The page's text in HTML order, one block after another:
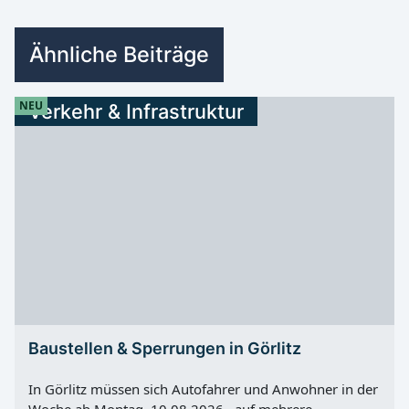
Ähnliche Beiträge
Verkehr & Infrastruktur
NEU
Baustellen & Sperrungen in Görlitz
In Görlitz müssen sich Autofahrer und Anwohner in der